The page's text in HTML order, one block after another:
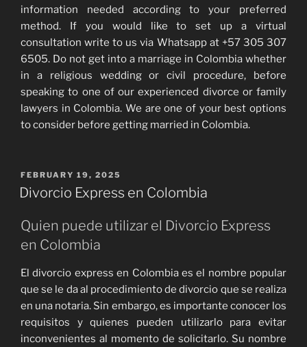
information needed according to your preferred
method. If you would like to set up a virtual
consultation write to us via Whatsapp at +57 305 307
6505. Do not get into a marriage in Colombia whether
in a religious wedding or civil procedure, before
speaking to one of our experienced divorce or family
lawyers in Colombia. We are one of your best options
to consider before getting married in Colombia.
POSTED
ON
FEBRUARY 19, 2025
Divorcio Express en Colombia
Quien puede utilizar el Divorcio Express
en Colombia
El divorcio express en Colombia es el nombre popular
que se le da al procedimiento de divorcio que se realiza
en una notaria. Sin embargo, es importante conocer los
requisitos y quienes pueden utilizarlo para evitar
inconvenientes al momento de solicitarlo. Su nombre